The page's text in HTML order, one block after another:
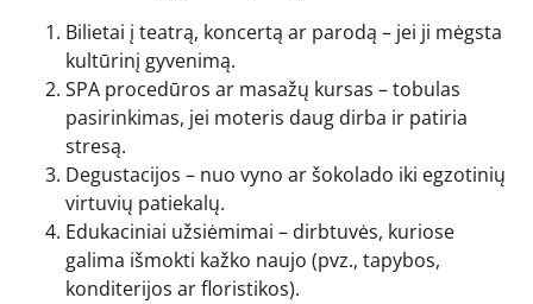
Bilietai į teatrą, koncertą ar parodą – jei ji mėgsta
kultūrinį gyvenimą.
SPA procedūros ar masažų kursas – tobulas
pasirinkimas, jei moteris daug dirba ir patiria
stresą.
Degustacijos – nuo vyno ar šokolado iki egzotinių
virtuvių patiekalų.
Edukaciniai užsiėmimai – dirbtuvės, kuriose
galima išmokti kažko naujo (pvz., tapybos,
konditerijos ar floristikos).